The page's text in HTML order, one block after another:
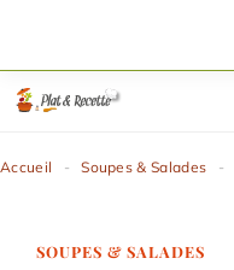
contenu
Accueil - Soupes & Salades -
SOUPES & SALADES